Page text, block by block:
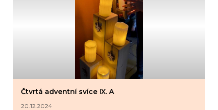
Čtvrtá adventní svíce IX. A
20.12.2024